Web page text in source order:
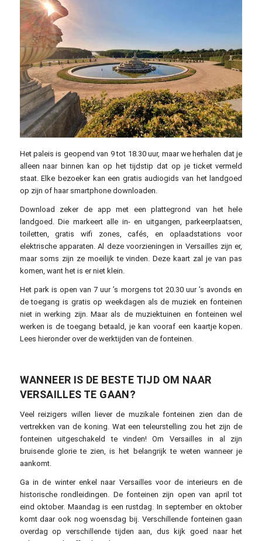
Het paleis is geopend van 9 tot 18.30 uur, maar we herhalen dat je
alleen naar binnen kan op het tijdstip dat op je ticket vermeld
staat. Elke bezoeker kan een gratis audiogids van het landgoed
op zijn of haar smartphone downloaden.
Download zeker de app met een plattegrond van het hele
landgoed. Die markeert alle in- en uitgangen, parkeerplaatsen,
toiletten, gratis wifi zones, cafés, en oplaadstations voor
elektrische apparaten. Al deze voorzieningen in Versailles zijn er,
maar soms zijn ze moeilijk te vinden. Deze kaart zal je van pas
komen, want het is er niet klein.
Het park is open van 7 uur ’s morgens tot 20.30 uur ’s avonds en
de toegang is gratis op weekdagen als de muziek en fonteinen
niet in werking zijn. Maar als de muziektuinen en fonteinen wel
werken is de toegang betaald, je kan vooraf een kaartje kopen.
Lees hieronder over de werktijden van de fonteinen.
WANNEER IS DE BESTE TIJD OM NAAR
VERSAILLES TE GAAN?
Veel reizigers willen liever de muzikale fonteinen zien dan de
vertrekken van de koning. Wat een teleurstelling zou het zijn de
fonteinen uitgeschakeld te vinden! Om Versailles in al zijn
bruisende glorie te zien, is het belangrijk te weten wanneer je
aankomt.
Ga in de winter enkel naar Versailles voor de interieurs en de
historische rondleidingen. De fonteinen zijn open van april tot
eind oktober. Maandag is een rustdag. In september en oktober
komt daar ook nog woensdag bij. Verschillende fonteinen gaan
overdag op verschillende tijden aan, dus kijk goed naar het